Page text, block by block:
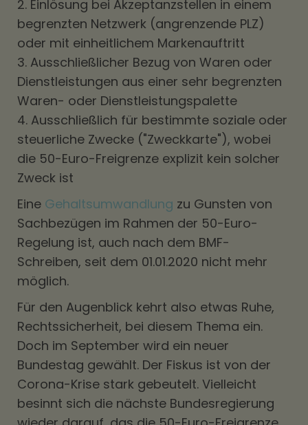
2. Einlösung bei Akzeptanzstellen in einem
begrenzten Netzwerk (angrenzende PLZ)
oder mit einheitlichem Markenauftritt
3. Ausschließlicher Bezug von Waren oder
Dienstleistungen aus einer sehr begrenzten
Waren- oder Dienstleistungspalette
4. Ausschließlich für bestimmte soziale oder
steuerliche Zwecke ("Zweckkarte"), wobei
die 50-Euro-Freigrenze explizit kein solcher
Zweck ist
Eine Gehaltsumwandlung zu Gunsten von
Sachbezügen im Rahmen der 50-Euro-
Regelung ist, auch nach dem BMF-
Schreiben, seit dem 01.01.2020 nicht mehr
möglich.
Für den Augenblick kehrt also etwas Ruhe,
Rechtssicherheit, bei diesem Thema ein.
Doch im September wird ein neuer
Bundestag gewählt. Der Fiskus ist von der
Corona-Krise stark gebeutelt. Vielleicht
besinnt sich die nächste Bundesregierung